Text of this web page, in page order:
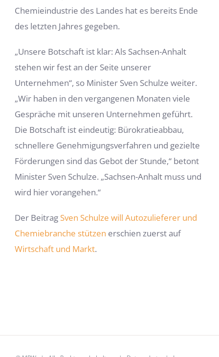
Chemieindustrie des Landes hat es bereits Ende
des letzten Jahres gegeben.
„Unsere Botschaft ist klar: Als Sachsen-Anhalt
stehen wir fest an der Seite unserer
Unternehmen“, so Minister Sven Schulze weiter.
„Wir haben in den vergangenen Monaten viele
Gespräche mit unseren Unternehmen geführt.
Die Botschaft ist eindeutig: Bürokratieabbau,
schnellere Genehmigungsverfahren und gezielte
Förderungen sind das Gebot der Stunde,“ betont
Minister Sven Schulze. „Sachsen-Anhalt muss und
wird hier vorangehen.“
Der Beitrag Sven Schulze will Autozulieferer und
Chemiebranche stützen erschien zuerst auf
Wirtschaft und Markt.